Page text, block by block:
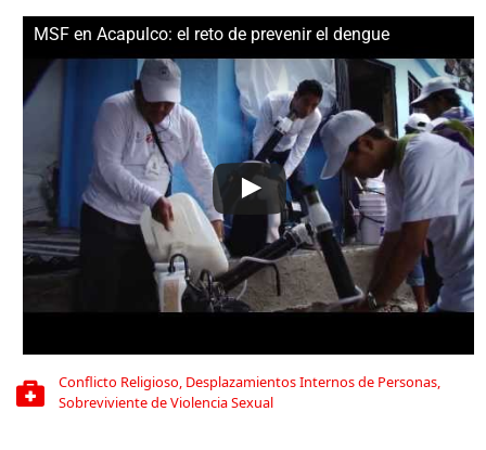
MSF en Acapulco: el reto de prevenir el dengue
Conflicto Religioso, Desplazamientos Internos de Personas,
Sobreviviente de Violencia Sexual